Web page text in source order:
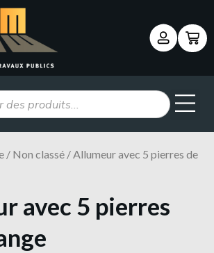
/ Non classé / Allumeur avec 5 pierres de
avec 5 pierres
cookies